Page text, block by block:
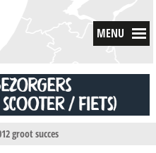
MENU
groot succes